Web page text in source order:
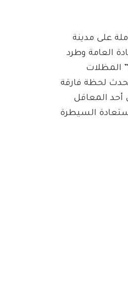
على مدينة
العامة وطرد
المظلات
لحظة فارقة
أحد المعاقل
السيطرة